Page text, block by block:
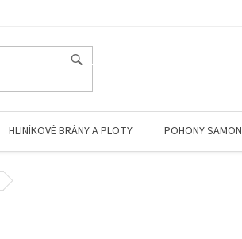
HLINÍKOVÉ BRÁNY A PLOTY POHONY